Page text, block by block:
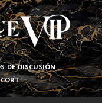
de discusión